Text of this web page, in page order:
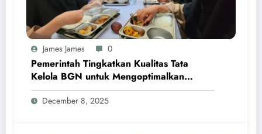
James James 0
Pemerintah Tingkatkan Kualitas Tata
Kelola BGN untuk Mengoptimalkan
Program MBG
December 8, 2025